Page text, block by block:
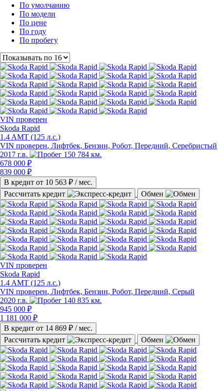
По умолчанию
По модели
По цене
По году
По пробегу
VIN проверен
Skoda Rapid
1.4 AMT (125 л.с.)
VIN проверен, Лифтбек, Бензин, Робот, Передний, Серебристый
2017 г.в.
150 784 км.
678 000 ₽
839 000 ₽
В кредит от 10 563 ₽ / мес.
Рассчитать кредит
Обмен
VIN проверен
Skoda Rapid
1.4 AMT (125 л.с.)
VIN проверен, Лифтбек, Бензин, Робот, Передний, Серый
2020 г.в.
140 835 км.
945 000 ₽
1 181 000 ₽
В кредит от 14 869 ₽ / мес.
Рассчитать кредит
Обмен